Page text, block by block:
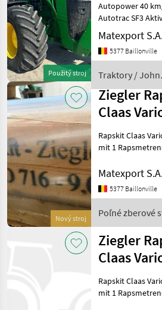
Použitý stroj
Autopower 40
Autotrac SF3
SF6000 Antenne
Kabinenfederung
IVT 42 KPH
10IN COLOR
DISPLAY 0
Matexport
5377 Baillonville
Traktory / John
Deere
Nový stroj
Ziegler
Claas
9m mit 1
Rapskit Claas
mit 1
Rapeseed kit
716 9m with 1
knife right h/s, Ziegler red
Matexport
5377 Baillonville
Poľné zberové
Ziegler
Ziegler
Claas
6m mit 1
Rapskit Claas
mit 1